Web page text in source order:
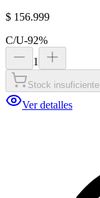
$ 156.999
C/U-92%
1
Stock insuficiente
Ver detalles